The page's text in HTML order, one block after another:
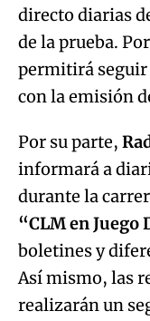
directo diarias
de la prueba.
permitirá seguir
con la emisión
Por su parte,
informará a
durante la
“CLM en Juego
boletines y
Así mismo, las
realizarán un